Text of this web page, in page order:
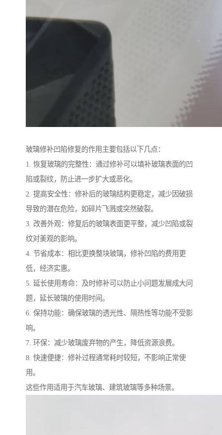
玻璃修补凹陷修复的作用主要包括以下几点：
1. 恢复玻璃的完整性：通过修补可以填补玻璃表面的凹
陷或裂纹，防止进一步扩大或恶化。
2. 提高安全性：修补后的玻璃结构更稳定，减少因破损
导致的潜在危险，如碎片飞溅或突然破裂。
3. 改善外观：修复后的玻璃表面更平整，减少凹陷或裂
纹对美观的影响。
4. 节省成本：相比更换整块玻璃，修补凹陷的费用更
低，经济实惠。
5. 延长使用寿命：及时修补可以防止小问题发展成大问
题，延长玻璃的使用时间。
6. 保持功能：确保玻璃的透光性、隔热性等功能不受影
响。
7. 环保：减少玻璃废弃物的产生，降低资源浪费。
8. 快速便捷：修补过程通常耗时较短，不影响正常使
用。
这些作用适用于汽车玻璃、建筑玻璃等多种场景。